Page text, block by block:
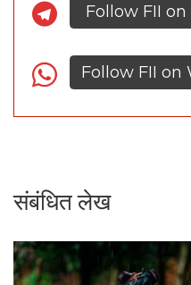
Follow FII
Follow FII on
संबंधित लेख